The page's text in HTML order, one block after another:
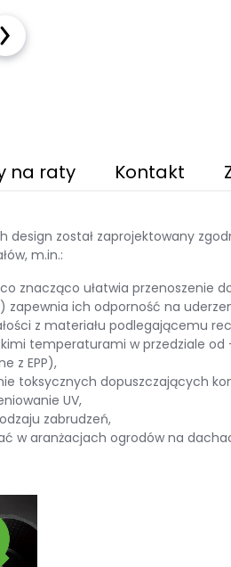
i Spa
na raty Kontakt
design został zaprojektowany
m.in.:
znacząco ułatwia przenoszenie
ich odporność na
z materiału podlegającemu
temperaturami w przedziale
z EPP),
toksycznych dopuszczających
UV,
zabrudzeń,
w aranżacjach ogrodów na